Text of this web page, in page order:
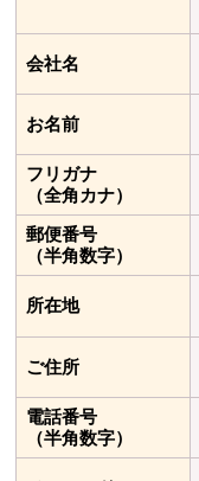
会社名
お名前
フリガナ
（全角カナ）
郵便番号
（半角数字）
所在地
ご住所
電話番号
（半角数字）